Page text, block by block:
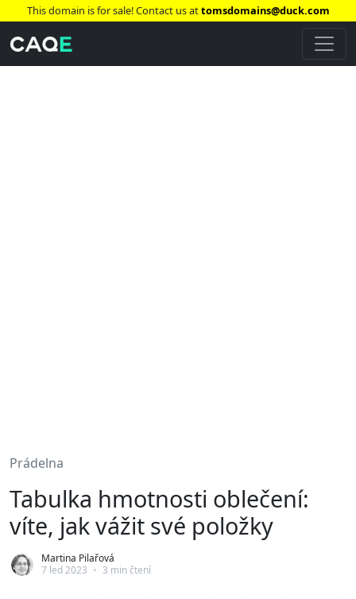
This domain is for sale! Contact us attomsdomains@duck.com
Prádelna
Tabulka hmotnosti oblečení:
víte, jak vážit své položky
Martina Pilařová
7 led 2023 • 3 min čtení